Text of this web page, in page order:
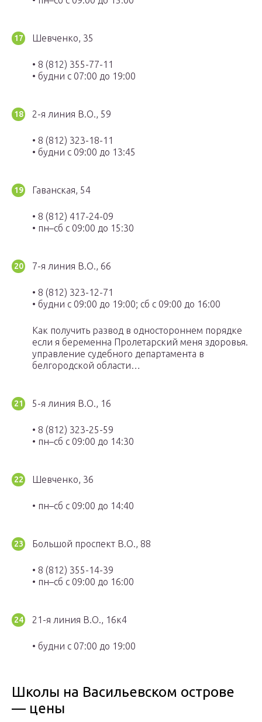
Шевченко, 35
• 8 (812) 355-77-11
• будни с 07:00 до 19:00
2-я линия В.О., 59
• 8 (812) 323-18-11
• будни с 09:00 до 13:45
Гаванская, 54
• 8 (812) 417-24-09
• пн–сб с 09:00 до 15:30
7-я линия В.О., 66
• 8 (812) 323-12-71
• будни с 09:00 до 19:00; сб с 09:00 до 16:00
Как получить развод в одностороннем порядке
если я беременна Пролетарский меня здоровья.
управление судебного департамента в
белгородской области…
5-я линия В.О., 16
• 8 (812) 323-25-59
• пн–сб с 09:00 до 14:30
Шевченко, 36
• пн–сб с 09:00 до 14:40
Большой проспект В.О., 88
• 8 (812) 355-14-39
• пн–сб с 09:00 до 16:00
21-я линия В.О., 16к4
• будни с 07:00 до 19:00
Школы на Васильевском острове
— цены